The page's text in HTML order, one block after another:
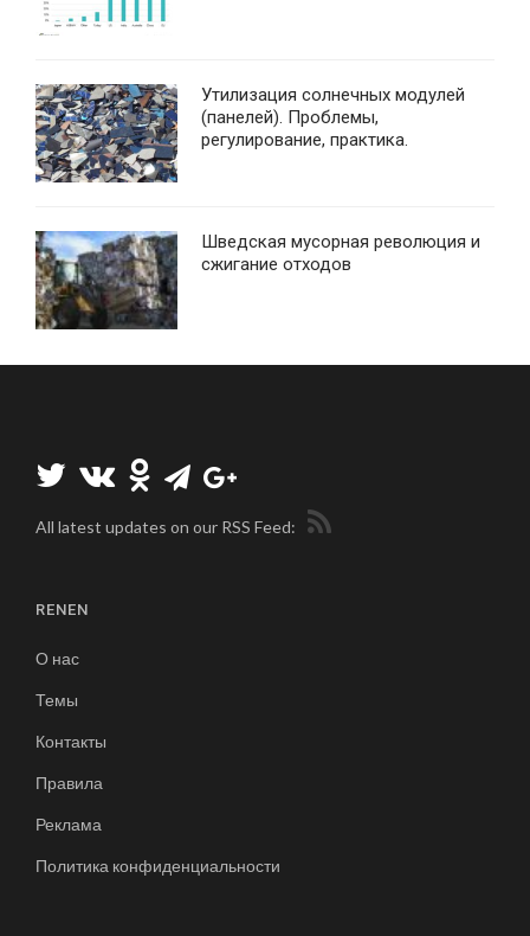
Утилизация солнечных модулей
(панелей). Проблемы,
регулирование, практика.
Шведская мусорная революция и
сжигание отходов
All latest updates on our RSS Feed:
RENEN
О нас
Темы
Контакты
Правила
Реклама
Политика конфиденциальности